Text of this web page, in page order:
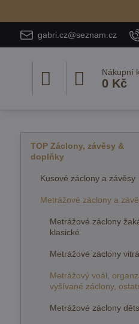
gabri.cz@seznam.cz
Nákupní
0 Kč
TOP Záclony, závěsy &
doplňky
Kusové záclony a závěsy
Metrážové záclony a
Metrážové záclony
klasické
Metrážové záclony
Metrážový voál,
vyšívané záclony,
Metrážové záclony